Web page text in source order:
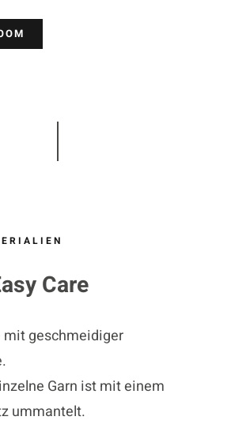
Care
mit geschmeidiger
Garn ist mit einem
ummantelt.